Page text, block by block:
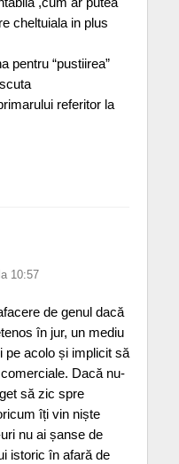
cheltuiala in plus
pentru “pustiirea”
referitor la
10:57
de genul dacă
în jur, un mediu
pe acolo și implicit să
Dacă nu-
să zic spre
îți vin niște
nu ai șanse de
istoric în afară de